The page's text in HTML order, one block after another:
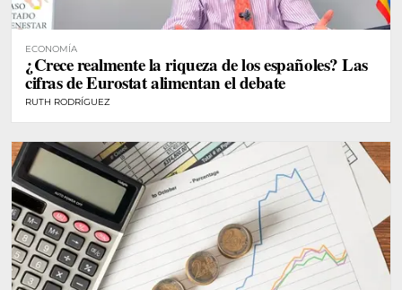
ECONOMÍA
¿Crece realmente la riqueza de los españoles? Las
cifras de Eurostat alimentan el debate
RUTH RODRÍGUEZ